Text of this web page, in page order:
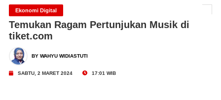
Ekonomi Digital
Temukan Ragam Pertunjukan Musik di
tiket.com
BY WAHYU WIDIASTUTI
SABTU, 2 MARET 2024 17:01 WIB